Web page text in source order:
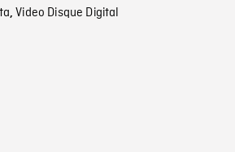
,Video Disque Digital